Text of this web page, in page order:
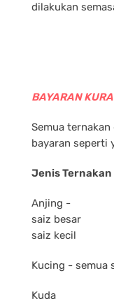
dilakukan
BAYARAN
Semua
bayaran seperti
Jenis Ternakan
Anjing -
saiz besar
saiz kecil
Kucing - semua
Kuda